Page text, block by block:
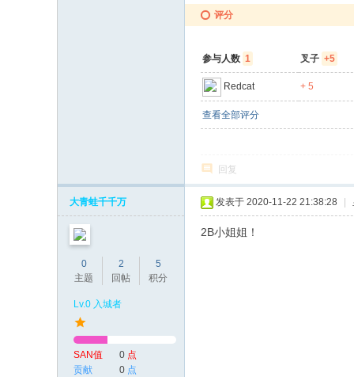
评分
参与人数 1 叉子 +5
Redcat + 5
查看全部评分
回复
大青蛙千千万
0
主题
2
回帖
5
积分
Lv.0 入城者
SAN值 0 点
贡献
0 点
发表于 2020-11-22 21:38:28
2B小姐姐！